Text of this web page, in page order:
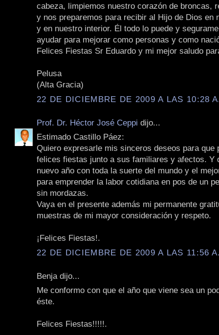
cabeza, limpiemos nuestro corazón de broncas,
y nos preparemos para recibir al Hijo de Dios en
y en nuestro interior. Él todo lo puede y
ayudar para mejorar como personas y como
Felices Fiestas Sr Eduardo y mi mejor saludo
Pelusa
(Alta Gracia)
22 DE DICIEMBRE DE 2009 A LAS 10:28
Prof. Dr. Héctor José Ceppi dijo...
Estimado Castillo Páez:
Quiero expresarle mis sinceros deseos para que
felices fiestas junto a sus familiares y afectos. Y
nuevo año con toda la suerte del mundo y el
para emprender la labor cotidiana en pos de un
sin mordazas.
Vaya en el presente además mi permanente
muestras de mi mayor consideración y respeto.
¡Felices Fiestas!.
22 DE DICIEMBRE DE 2009 A LAS 11:56
Benja dijo...
Me conformo con que el año que viene sea un
éste.
Felices Fiestas!!!!!.